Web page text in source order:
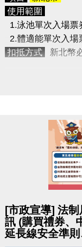
3. LP SUPPORT
競賽檢測
請參賽者於下列時
依初測及尾測的
男、女子組各取前
競賽排名及獎項
並配合教練指示。)
分組排名
使用範圍
1.泳池單次入場票
2.體適能單次入場
扣抵方式 新北幣
2.體適能單次入場
3.現場場地及球具
5.身體組成分析檢
限本人
期限及隔日無效，
2.欲抵用時，請向
簡訊驗證碼予店員
[市政宣導] 法
訊 (購買禮券、
延長線安全準